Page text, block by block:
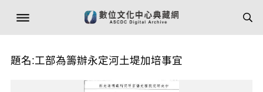
題名:工部為籌辦永定河土堤加培事宜